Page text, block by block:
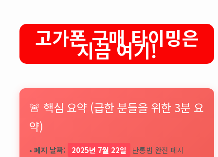
고가폰 구매 타이밍은
지금 여기!
🚨 핵심 요약 (급한 분들을 위한 3분 요
약)
• 폐지 날짜: 2025년 7월 22일
단통법 완전 폐지